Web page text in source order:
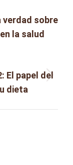
verdad sobre
la salud
El papel del
dieta